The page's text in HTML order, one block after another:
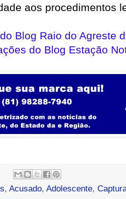
aos procedimentos
Blog Raio do Agreste
do Blog Estação
, Acusado, Adolescente,